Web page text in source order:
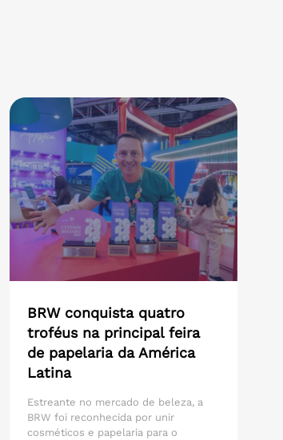
BRW conquista quatro
troféus na principal feira
de papelaria da América
Latina
Estreante no mercado de beleza, a
BRW foi reconhecida por unir
cosméticos e papelaria para o